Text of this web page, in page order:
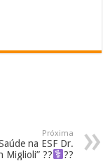
Próxima
na ESF Dr.
Miglioli” ??‍
??